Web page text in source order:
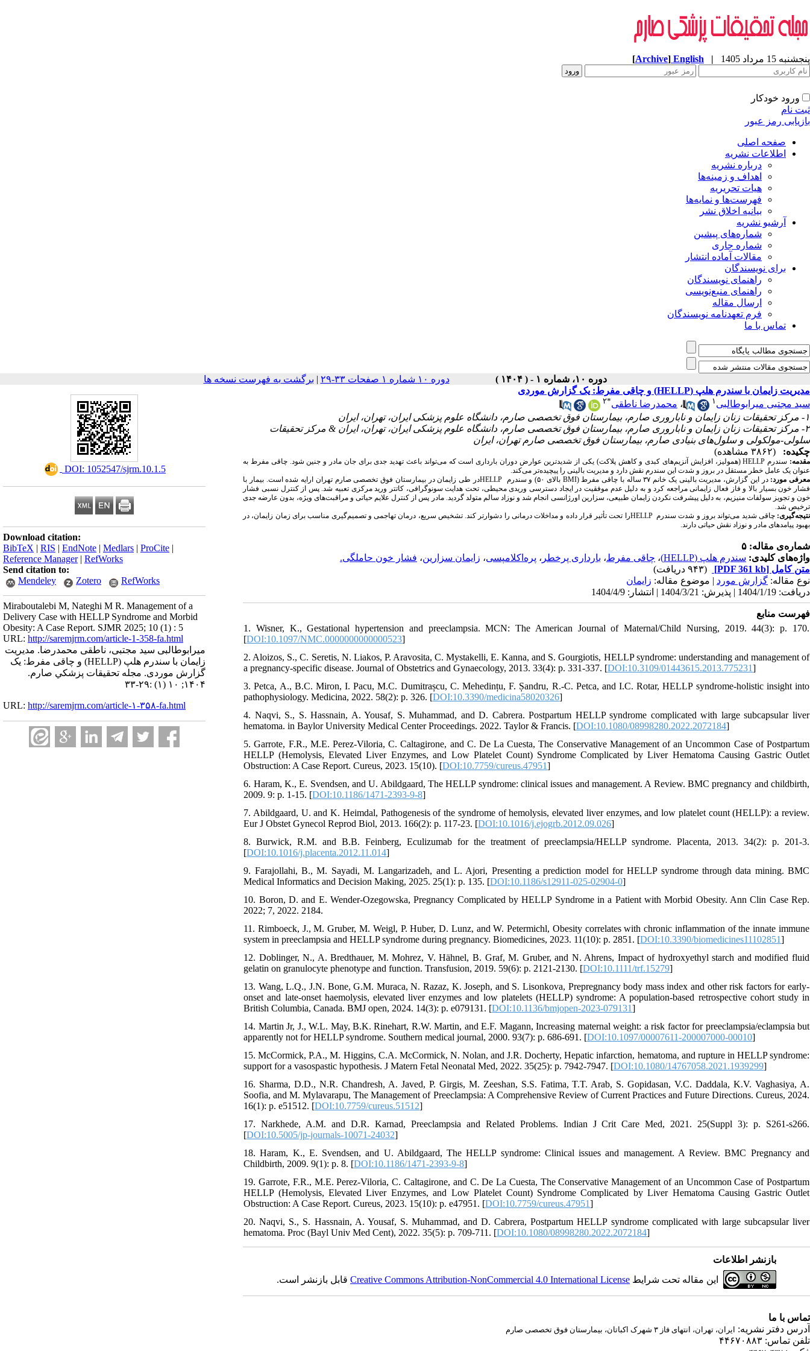
پنجشنبه 15 مرداد 1405 |
English
[Archive]
ورود خودکار
ثبت نام
بازیابی رمز عبور
صفحه اصلی
اطلاعات نشریه
درباره نشریه
اهداف و زمینه‌ها
هیات تحریریه
فهرست‌ها و نمایه‌ها
بیانیه اخلاق نشر
آرشیو نشریه
شماره‌های پیشین
شماره جاری
مقالات آماده انتشار
برای نویسندگان
راهنمای نویسندگان
راهنمای منبع‌نویسی
ارسال مقاله
فرم تعهدنامه نویسندگان
تماس با ما
دوره ۱۰، شماره ۱ - ( ۱۴۰۴ ) دوره ۱۰ شماره ۱ صفحات ۳۳-۲۹ | برگشت به فهرست نسخه ها
‎ DOI: 1052547/sjrm.10.1.5
Download citation:
BibTeX | RIS | EndNote | Medlars | ProCite |
Reference Manager| RefWorks
Send citation to:
Mendeley
Zotero RefWorks
Miraboutalebi M, Nateghi M R. Management of a
Delivery Case with HELLP Syndrome and Morbid
Obesity: A Case Report. SJMR 2025; 10 (1) : 5
URL: http://saremjrm.com/article-1-358-fa.html
میرابوطالبی سید مجتبی، ناطقی محمدرضا. مدیریت
زایمان با سندرم هلپ (HELLP) و چاقی مفرط: یک
گزارش موردی. مجله تحقيقات پزشكي صارم.
۱۴۰۴; ۱۰ (۱) :۲۹-۳۳
URL: http://saremjrm.com/article-۱-۳۵۸-fa.html
مدیریت زایمان با سندرم هلپ (HELLP) و چاقی مفرط: یک گزارش موردی
سید مجتبی میرابوطالبی ۱ ، محمدرضا ناطقی*۲
۱- مرکز تحقیقات زنان زایمان و ناباروری صارم، بیمارستان فوق تخصصی صارم، دانشگاه علوم پزشکی ایران، تهران، ایران
۲- مرکز تحقیقات زنان زایمان و ناباروری صارم، بیمارستان فوق تخصصی صارم، دانشگاه علوم پزشکی ایران، تهران، ایران & مرکز تحقیقات
سلولی-مولکولی و سلول‌های بنیادی صارم، بیمارستان فوق تخصصی صارم تهران، ایران
چکیده:
(۳۸۶۲ مشاهده)
مقدمه: سندرم HELLP (همولیز، افزایش آنزیم‌های کبدی و کاهش پلاکت) یکی از شدیدترین عوارض دوران بارداری است که می‌تواند باعث تهدید جدی برای جان مادر و جنین شود. چاقی مفرط به
عنوان یک عامل خطر مستقل در بروز و شدت این سندرم نقش دارد و مدیریت بالینی را پیچیده‌تر می‌کند.
معرفی مورد: در این گزارش، مدیریت بالینی یک خانم ۳۷ساله با چاقی مفرط (
BMI بالای ۵۰) و سندرم HELLPدر طی زایمان در بیمارستان فوق تخصصی صارم تهران ارایه شده است. بیمار با
فشار خون بسیار بالا و فاز فعال زایمانی مراجعه کرد و به دلیل عدم موفقیت در ایجاد دسترسی وریدی محیطی، تحت هدایت سونوگرافی، کاتتر ورید مرکزی تعبیه شد. پس از کنترل نسبی فشار
خون و تجویز سولفات منیزیم، به دلیل پیشرفت نکردن زایمان طبیعی، سزارین اورژانسی انجام شد و نوزاد سالم متولد گردید. مادر پس از کنترل علایم حیاتی و مراقبت‌های ویژه، بدون عارضه جدی
ترخیص شد.
نتیجه‌گیری: چاقی شدید می‌تواند بروز و شدت سندرم HELLPرا تحت تأثیر قرار داده و مداخلات درمانی را دشوارتر کند. تشخیص سریع، درمان تهاجمی و تصمیم‌گیری مناسب برای زمان زایمان، در
بهبود پیامدهای مادر و نوزاد نقش حیاتی دارند.
شماره‌ی مقاله: ۵
واژه‌های کلیدی: سندرم هلپ (HELLP) ، چاقی مفرط، بارداری پرخطر ، پره‌اکلامپسی، زایمان سزارین، فشار خون حاملگی.
متن کامل [PDF 361 kb]
(۹۴۳ دریافت)
نوع مقاله: گزارش مورد | موضوع مقاله: زايمان
دریافت: 1404/1/19 | پذیرش: 1404/3/21 | انتشار: 1404/4/9
فهرست منابع
1. Wisner, K., Gestational hypertension and preeclampsia. MCN: The American Journal of Maternal/Child Nursing, 2019. 44(3): p. 170.
[DOI:10.1097/NMC.0000000000000523]
2. Aloizos, S., C. Seretis, N. Liakos, P. Aravosita, C. Mystakelli, E. Kanna, and S. Gourgiotis, HELLP syndrome: understanding and management of
a pregnancy-specific disease. Journal of Obstetrics and Gynaecology, 2013. 33(4): p. 331-337. [DOI:10.3109/01443615.2013.775231]
3. Petca, A., B.C. Miron, I. Pacu, M.C. Dumitrașcu, C. Mehedințu, F. Șandru, R.-C. Petca, and I.C. Rotar, HELLP syndrome-holistic insight into
pathophysiology. Medicina, 2022. 58(2): p. 326. [DOI:10.3390/medicina58020326]
4. Naqvi, S., S. Hassnain, A. Yousaf, S. Muhammad, and D. Cabrera. Postpartum HELLP syndrome complicated with large subcapsular liver
hematoma. in Baylor University Medical Center Proceedings. 2022. Taylor & Francis. [DOI:10.1080/08998280.2022.2072184]
5. Garrote, F.R., M.E. Perez-Viloria, C. Caltagirone, and C. De La Cuesta, The Conservative Management of an Uncommon Case of Postpartum
HELLP (Hemolysis, Elevated Liver Enzymes, and Low Platelet Count) Syndrome Complicated by Liver Hematoma Causing Gastric Outlet
Obstruction: A Case Report. Cureus, 2023. 15(10). [DOI:10.7759/cureus.47951]
6. Haram, K., E. Svendsen, and U. Abildgaard, The HELLP syndrome: clinical issues and management. A Review. BMC pregnancy and childbirth,
2009. 9: p. 1-15. [DOI:10.1186/1471-2393-9-8]
7. Abildgaard, U. and K. Heimdal, Pathogenesis of the syndrome of hemolysis, elevated liver enzymes, and low platelet count (HELLP): a review.
Eur J Obstet Gynecol Reprod Biol, 2013. 166(2): p. 117-23. [DOI:10.1016/j.ejogrb.2012.09.026]
8. Burwick, R.M. and B.B. Feinberg, Eculizumab for the treatment of preeclampsia/HELLP syndrome. Placenta, 2013. 34(2): p. 201-3.
[DOI:10.1016/j.placenta.2012.11.014]
9. Farajollahi, B., M. Sayadi, M. Langarizadeh, and L. Ajori, Presenting a prediction model for HELLP syndrome through data mining. BMC
Medical Informatics and Decision Making, 2025. 25(1): p. 135. [DOI:10.1186/s12911-025-02904-0]
10. Boron, D. and E. Wender-Ozegowska, Pregnancy Complicated by HELLP Syndrome in a Patient with Morbid Obesity. Ann Clin Case Rep.
2022; 7, 2022. 2184.
11. Rimboeck, J., M. Gruber, M. Weigl, P. Huber, D. Lunz, and W. Petermichl, Obesity correlates with chronic inflammation of the innate immune
system in preeclampsia and HELLP syndrome during pregnancy. Biomedicines, 2023. 11(10): p. 2851. [DOI:10.3390/biomedicines11102851]
12. Doblinger, N., A. Bredthauer, M. Mohrez, V. Hähnel, B. Graf, M. Gruber, and N. Ahrens, Impact of hydroxyethyl starch and modified fluid
gelatin on granulocyte phenotype and function. Transfusion, 2019. 59(6): p. 2121-2130. [DOI:10.1111/trf.15279]
13. Wang, L.Q., J.N. Bone, G.M. Muraca, N. Razaz, K. Joseph, and S. Lisonkova, Prepregnancy body mass index and other risk factors for early-
onset and late-onset haemolysis, elevated liver enzymes and low platelets (HELLP) syndrome: A population-based retrospective cohort study in
British Columbia, Canada. BMJ open, 2024. 14(3): p. e079131. [DOI:10.1136/bmjopen-2023-079131]
14. Martin Jr, J., W.L. May, B.K. Rinehart, R.W. Martin, and E.F. Magann, Increasing maternal weight: a risk factor for preeclampsia/eclampsia but
apparently not for HELLP syndrome. Southern medical journal, 2000. 93(7): p. 686-691. [DOI:10.1097/00007611-200007000-00010]
15. McCormick, P.A., M. Higgins, C.A. McCormick, N. Nolan, and J.R. Docherty, Hepatic infarction, hematoma, and rupture in HELLP syndrome:
support for a vasospastic hypothesis. J Matern Fetal Neonatal Med, 2022. 35(25): p. 7942-7947. [DOI:10.1080/14767058.2021.1939299]
16. Sharma, D.D., N.R. Chandresh, A. Javed, P. Girgis, M. Zeeshan, S.S. Fatima, T.T. Arab, S. Gopidasan, V.C. Daddala, K.V. Vaghasiya, A.
Soofia, and M. Mylavarapu, The Management of Preeclampsia: A Comprehensive Review of Current Practices and Future Directions. Cureus, 2024.
16(1): p. e51512. [DOI:10.7759/cureus.51512]
17. Narkhede, A.M. and D.R. Karnad, Preeclampsia and Related Problems. Indian J Crit Care Med, 2021. 25(Suppl 3): p. S261-s266.
[DOI:10.5005/jp-journals-10071-24032]
18. Haram, K., E. Svendsen, and U. Abildgaard, The HELLP syndrome: Clinical issues and management. A Review. BMC Pregnancy and
Childbirth, 2009. 9(1): p. 8. [DOI:10.1186/1471-2393-9-8]
19. Garrote, F.R., M.E. Perez-Viloria, C. Caltagirone, and C. De La Cuesta, The Conservative Management of an Uncommon Case of Postpartum
HELLP (Hemolysis, Elevated Liver Enzymes, and Low Platelet Count) Syndrome Complicated by Liver Hematoma Causing Gastric Outlet
Obstruction: A Case Report. Cureus, 2023. 15(10): p. e47951. [DOI:10.7759/cureus.47951]
20. Naqvi, S., S. Hassnain, A. Yousaf, S. Muhammad, and D. Cabrera, Postpartum HELLP syndrome complicated with large subcapsular liver
hematoma. Proc (Bayl Univ Med Cent), 2022. 35(5): p. 709-711. [DOI:10.1080/08998280.2022.2072184]
بازنشر اطلاعات
این مقاله تحت شرایط Creative Commons Attribution-NonCommercial 4.0 International Licenseقابل بازنشر است.
تماس با ما
آدرس دفتر نشریه: ایران، تهران، انتهای فاز ۳ شهرک اکباتان، بیمارستان فوق تخصصی صارم
تلفن تماس: ۴۴۶۷۰۸۸۳